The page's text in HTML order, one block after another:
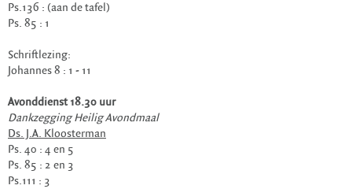
Ps.136 : (aan de tafel)
Ps. 85 : 1
Schriftlezing:
Johannes 8 : 1 - 11
Avonddienst 18.30 uur
Dankzegging Heilig Avondmaal
Ds. J.A. Kloosterman
Ps. 40 : 4 en 5
Ps. 85 : 2 en 3
Ps.111 : 3